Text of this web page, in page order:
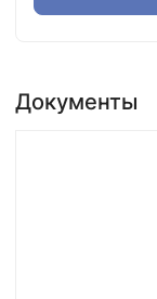
Документы